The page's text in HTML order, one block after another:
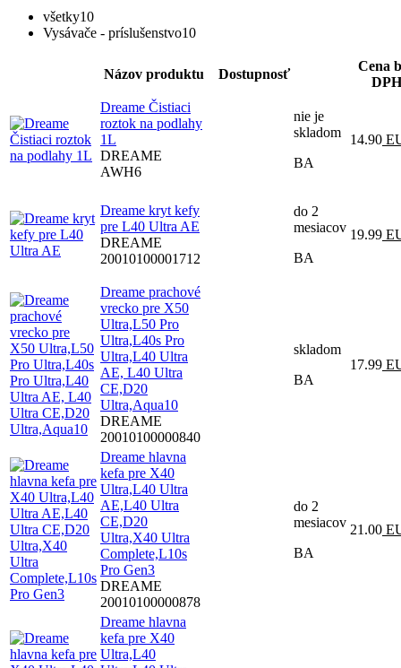
všetky10
Vysávače - príslušenstvo10
Názov produktu Dostupnosť
Cena
DPH
Dreame Čistiaci
roztok na podlahy
1L
DREAME
AWH6
nie je
skladom
BA
14.90
Dreame kryt kefy
pre L40 Ultra AE
DREAME
20010100001712
do 2
mesiacov
BA
19.99
Dreame prachové
vrecko pre X50
Ultra,L50 Pro
Ultra,L40s Pro
Ultra,L40 Ultra
AE, L40 Ultra
CE,D20
Ultra,Aqua10
DREAME
20010100000840
skladom
BA
17.99
Dreame hlavna
kefa pre X40
Ultra,L40 Ultra
AE,L40 Ultra
CE,D20
Ultra,X40 Ultra
Complete,L10s
Pro Gen3
DREAME
20010100000878
do 2
mesiacov
BA
21.00
Dreame hlavna
kefa pre X40
Ultra,L40